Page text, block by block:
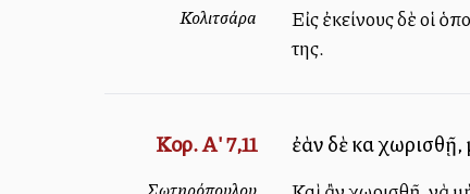
Κολιτσάρα
Εἰς ἐκείνους δὲ οἱ
της.
Κορ. Α' 7,11 ἐὰν δὲ καὶ χωρισθῇ,